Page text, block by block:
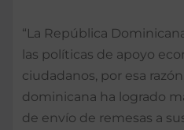
“La República
las políticas de apoyo
ciudadanos, por esa
dominicana ha logrado
de envío de remesas a